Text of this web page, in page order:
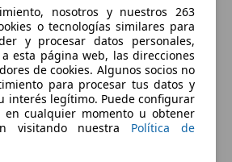
nosotros y nuestros 263
o tecnologías similares para
y procesar datos personales,
esta página web, las direcciones
de cookies. Algunos socios no
para procesar tus datos y
interés legítimo. Puede configurar
en cualquier momento u obtener
visitando nuestra Política de